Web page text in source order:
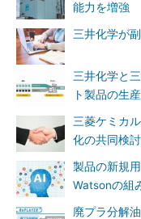
能力を増強
三井化学が
三井化学と
ト製品の生
三菱ケミカ
化の共同検
製品の新規
Watsonの組
廃プラ分解